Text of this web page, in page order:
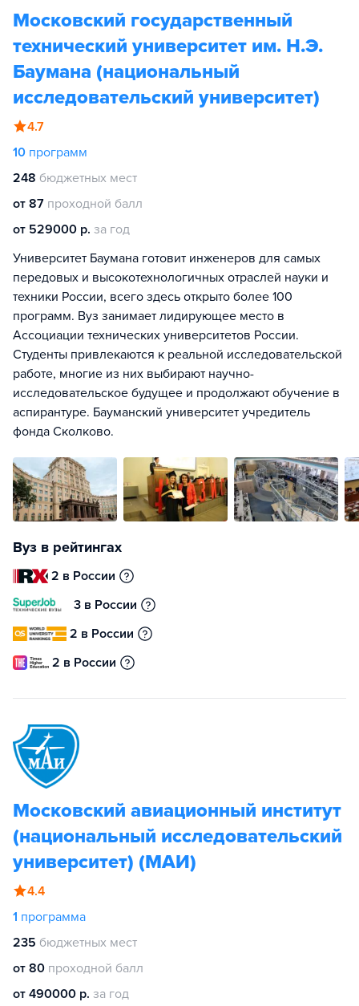
Московский государственный
технический университет им. Н.Э.
Баумана (национальный
исследовательский университет)
4.7
10 программ
248 бюджетных мест
от 87 проходной балл
от 529000 р. за год
Университет Баумана готовит инженеров для самых
передовых и высокотехнологичных отраслей науки и
техники России, всего здесь открыто более 100
программ. Вуз занимает лидирующее место в
Ассоциации технических университетов России.
Студенты привлекаются к реальной исследовательской
работе, многие из них выбирают научно-
исследовательское будущее и продолжают обучение в
аспирантуре. Бауманский университет учредитель
фонда Сколково.
Вуз в рейтингах
2 в России
3 в России
2 в России
2 в России
Московский авиационный институт
(национальный исследовательский
университет) (МАИ)
4.4
1 программа
235 бюджетных мест
от 80 проходной балл
от 490000 р. за год